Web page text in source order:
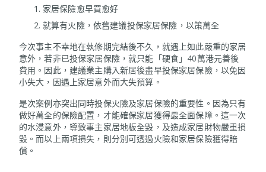
家居保險愈早買愈好
就算有火險，依舊建議投保家居保險，以策萬全
今次事主不幸地在執修期完結後不久，就遇上如此嚴重的家居
意外，若非已投保家居保險，就只能「硬食」40萬港元善後
費用。因此，建議業主購入新居後盡早投保家居保險，以免因
小失大，因遇上家居意外而大失預算。
是次案例亦突出同時投保火險及家居保險的重要性。因為只有
做好萬全的保險配置，才能確保家居獲得最全面保障。這一次
的水浸意外，導致事主家居地板全毀，及造成家居財物嚴重損
毀。而以上兩項損失，則分別可透過火險和家居保險獲得賠
償。